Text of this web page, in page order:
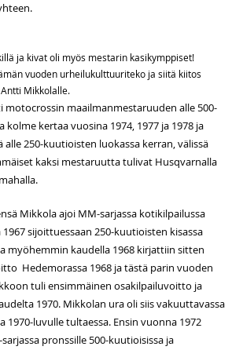
ja kivat oli myös mestarin kasikymppiset!
vuoden urheilukulttuuriteko ja siitä kiitos
Mikkolalle.
motocrossin maailmanmestaruuden alle 500-
kertaa vuosina 1974, 1977 ja 1978 ja
alle 250-kuutioisten luokassa kerran, välissä
kaksi mestaruutta tulivat Husqvarnalla
Mikkola ajoi MM-sarjassa kotikilpailussa
sijoittuessaan 250-kuutioisten kisassa
myöhemmin kaudella 1968 kirjattiin sitten
Hedemorassa 1968 ja tästä parin vuoden
tuli ensimmäinen osakilpailuvoitto ja
1970. Mikkolan ura oli siis vakuuttavassa
1970-luvulle tultaessa. Ensin vuonna 1972
pronssille 500-kuutioisissa ja